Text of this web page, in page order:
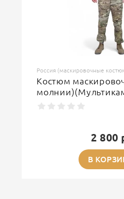
Россия (маскировочные
Костюм
2 800
В